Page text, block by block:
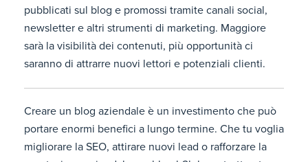
pubblicati sul blog e promossi tramite canali social,
newsletter e altri strumenti di marketing. Maggiore
sarà la visibilità dei contenuti, più opportunità ci
saranno di attrarre nuovi lettori e potenziali clienti.
Creare un blog aziendale è un investimento che può
portare enormi benefici a lungo termine. Che tu voglia
migliorare la SEO, attirare nuovi lead o rafforzare la